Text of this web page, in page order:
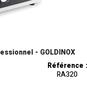
- GOLDINOX
Référence :
RA320